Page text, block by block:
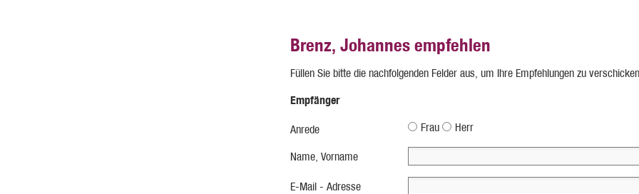
Brenz, Johannes empfehlen
Füllen Sie bitte die nachfolgenden Felder aus, um Ihre Empfehlungen zu
Empfänger
Anrede Frau Herr
Name, Vorname
E-Mail - Adresse